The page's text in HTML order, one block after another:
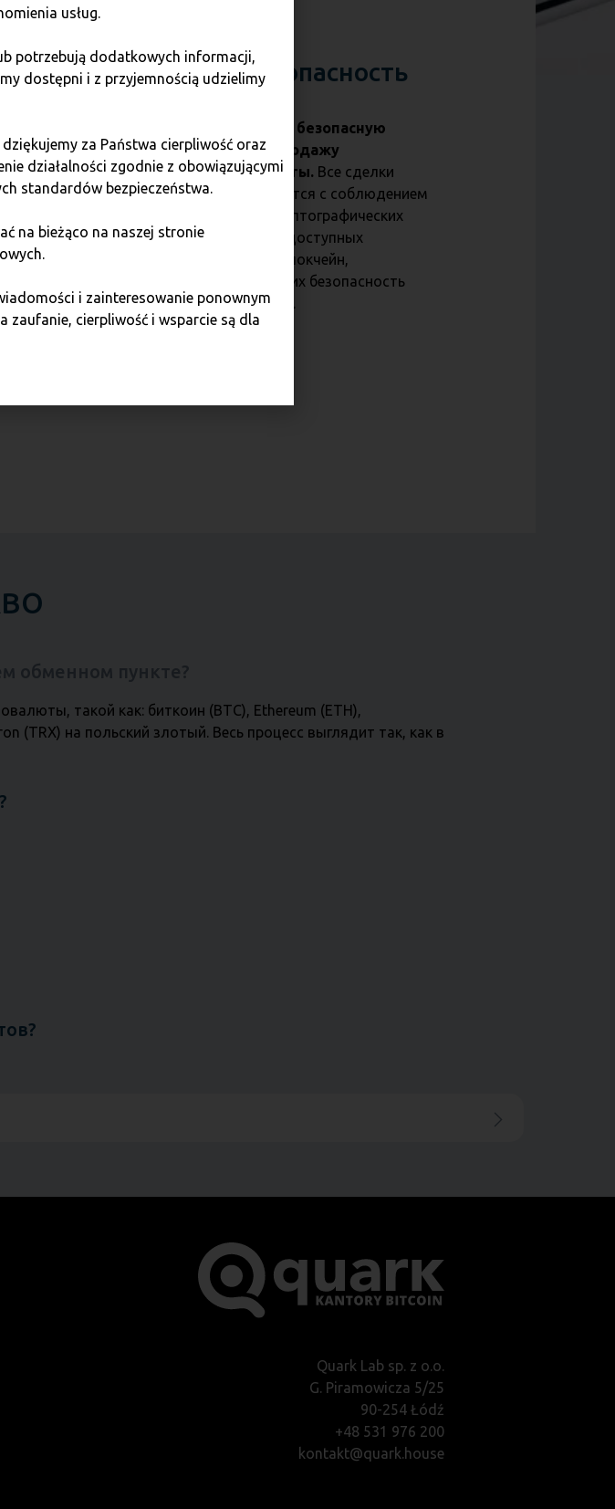
данных
Все сделки
наших
продажа
лимитов.
Безопасность
Гарантируем безопасную
покупку и продажу
криптовалюты. Все сделки
осуществляются с соблюдением
новейших криптографических
стандартов, доступных
технологий блокчейн,
гарантирующих безопасность
Вашей сделки.
такой как: биткоин (BTC), Ethereum (ETH),
(TRX) на польский злотый. Весь процесс выглядит так, как в
Quark Lab sp. z o.o.
G. Piramowicza 5/25
90-254 Łódź
+48 531 976 200
kontakt@quark.house
usług.
potrzebują dodatkowych informacji,
dostępni i z przyjemnością udzielimy
za Państwa cierpliwość oraz
działalności zgodnie z obowiązującymi
standardów bezpieczeństwa.
na bieżąco na naszej stronie
i zainteresowanie ponownym
zaufanie, cierpliwość i wsparcie są dla